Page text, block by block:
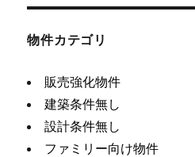
物件カテゴリ
販売強化物件
建築条件無し
設計条件無し
ファミリー向け物件